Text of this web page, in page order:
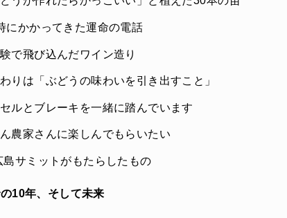
にかかってきた運命の電話
で飛び込んだワイン造り
りは「ぶどうの味わいを引き出すこと」
ルとブレーキを一緒に踏んでいます
農家さんに楽しんでもらいたい
サミットがもたらしたもの
10年、そして未来